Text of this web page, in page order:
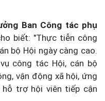
Ban Công tác phụ
biết: "Thực tiễn công
bộ Hội ngày càng cao.
công tác Hội, cán bộ
vận động xã hội, ứng
trợ hội viên tiếp cận